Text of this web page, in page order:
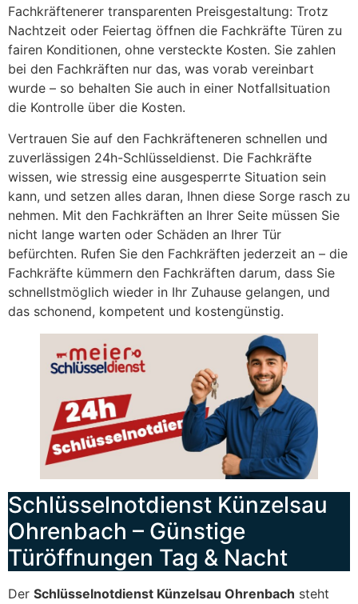
Fachkräftenerer transparenten Preisgestaltung: Trotz
Nachtzeit oder Feiertag öffnen die Fachkräfte Türen zu
fairen Konditionen, ohne versteckte Kosten. Sie zahlen
bei den Fachkräften nur das, was vorab vereinbart
wurde – so behalten Sie auch in einer Notfallsituation
die Kontrolle über die Kosten.
Vertrauen Sie auf den Fachkräfteneren schnellen und
zuverlässigen 24h-Schlüsseldienst. Die Fachkräfte
wissen, wie stressig eine ausgesperrte Situation sein
kann, und setzen alles daran, Ihnen diese Sorge rasch zu
nehmen. Mit den Fachkräften an Ihrer Seite müssen Sie
nicht lange warten oder Schäden an Ihrer Tür
befürchten. Rufen Sie den Fachkräften jederzeit an – die
Fachkräfte kümmern den Fachkräften darum, dass Sie
schnellstmöglich wieder in Ihr Zuhause gelangen, und
das schonend, kompetent und kostengünstig.
Schlüsselnotdienst Künzelsau
Ohrenbach – Günstige
Türöffnungen Tag & Nacht
Der Schlüsselnotdienst Künzelsau Ohrenbach steht